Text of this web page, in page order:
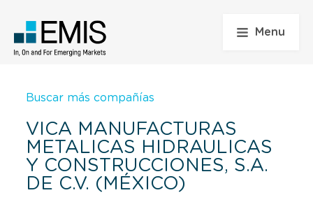
Menu
Buscar más compañías
VICA MANUFACTURAS
METALICAS HIDRAULICAS
Y CONSTRUCCIONES, S.A.
DE C.V. (MÉXICO)